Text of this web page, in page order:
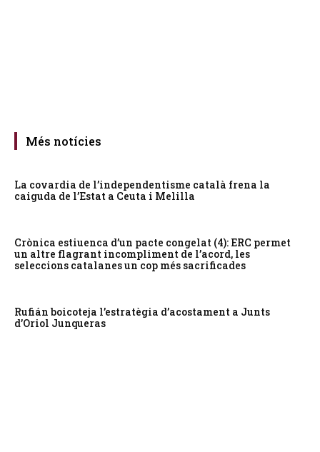
Més notícies
La covardia de l’independentisme català frena la
caiguda de l’Estat a Ceuta i Melilla
Crònica estiuenca d’un pacte congelat (4): ERC permet
un altre flagrant incompliment de l’acord, les
seleccions catalanes un cop més sacrificades
Rufián boicoteja l’estratègia d’acostament a Junts
d’Oriol Junqueras